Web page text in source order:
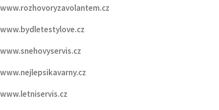
www.rozhovoryzavolantem.cz
www.bydletestylove.cz
www.snehovyservis.cz
www.nejlepsikavarny.cz
www.letniservis.cz